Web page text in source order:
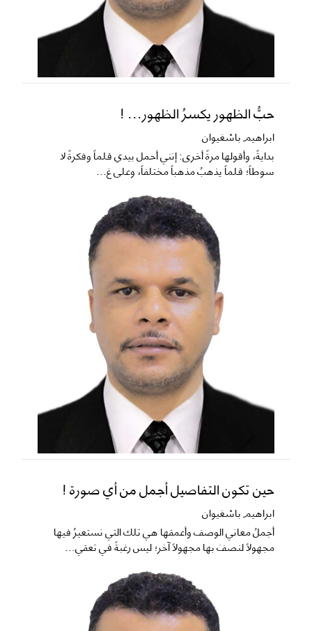
حبُّ الظهور يكسرُ الظهور... !
ابراهيم باشغيوان
​بدايةً، وأقولها مرةً أخرى: إنني أحمل بيدي قلماً وفكرةً لا
سوطاً؛ قلماً يذهبُ مذهباً مختلفاً، وعلى غ...
حين تكون التفاصيل أجمل من أي صورة !
ابراهيم باشغيوان
​أجملُ معاني الوصف وأعمقها هي تلك التي نستعيرُ فيها
مجهولاً لنصفَ بها مجهولاً آخر؛ ليس رغبةً في تعقي...